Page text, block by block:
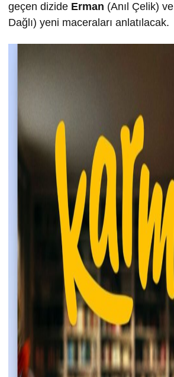
geçen dizide Erman (Anıl Çelik) ve
Dağlı) yeni maceraları anlatılacak.